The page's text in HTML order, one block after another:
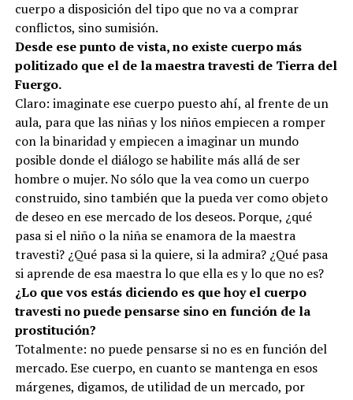
cuerpo a disposición del tipo que no va a comprar
conflictos, sino sumisión.
Desde ese punto de vista, no existe cuerpo más
politizado que el de la maestra travesti de Tierra del
Fuergo.
Claro: imaginate ese cuerpo puesto ahí, al frente de un
aula, para que las niñas y los niños empiecen a romper
con la binaridad y empiecen a imaginar un mundo
posible donde el diálogo se habilite más allá de ser
hombre o mujer. No sólo que la vea como un cuerpo
construido, sino también que la pueda ver como objeto
de deseo en ese mercado de los deseos. Porque, ¿qué
pasa si el niño o la niña se enamora de la maestra
travesti? ¿Qué pasa si la quiere, si la admira? ¿Qué pasa
si aprende de esa maestra lo que ella es y lo que no es?
¿Lo que vos estás diciendo es que hoy el cuerpo
travesti no puede pensarse sino en función de la
prostitución?
Totalmente: no puede pensarse si no es en función del
mercado. Ese cuerpo, en cuanto se mantenga en esos
márgenes, digamos, de utilidad de un mercado, por